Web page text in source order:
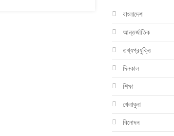
বাংলাদেশ
আন্তর্জাতিক
তথ্যপ্রযুক্তি
দিনকাল
শিক্ষা
খেলাধুলা
বিনোদন